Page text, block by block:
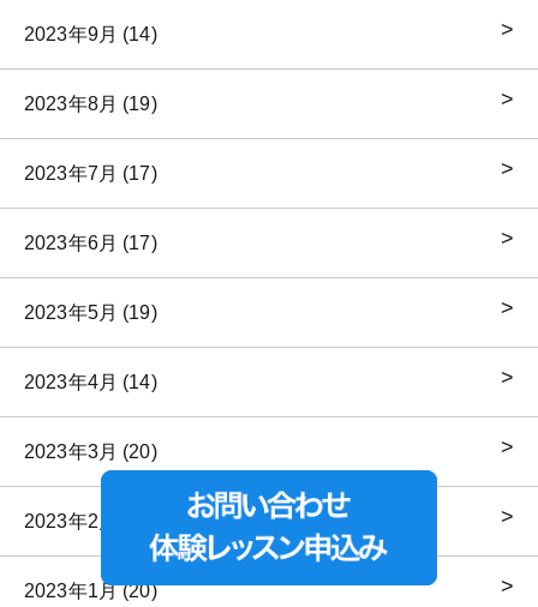
2023年9月 (14)
2023年8月 (19)
2023年7月 (17)
2023年6月 (17)
2023年5月 (19)
2023年4月 (14)
2023年3月 (20)
2023年2月 (21)
2023年1月 (20)